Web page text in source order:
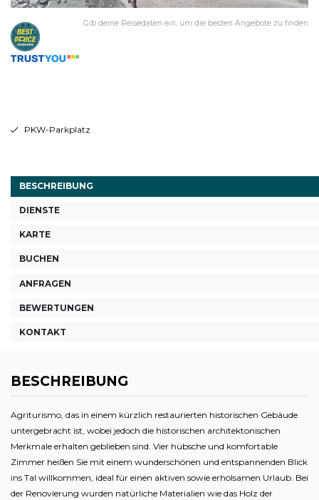
Gib deine Reisedaten ein, um die besten Angebote zu finden
PKW-Parkplatz
BESCHREIBUNG
DIENSTE
KARTE
BUCHEN
ANFRAGEN
BEWERTUNGEN
KONTAKT
BESCHREIBUNG
Agriturismo, das in einem kürzlich restaurierten historischen Gebäude
untergebracht ist, wobei jedoch die historischen architektonischen
Merkmale erhalten geblieben sind. Vier hübsche und komfortable
Zimmer heißen Sie mit einem wunderschönen und entspannenden Blick
ins Tal willkommen, ideal für einen aktiven sowie erholsamen Urlaub. Bei
der Renovierung wurden natürliche Materialien wie das Holz der